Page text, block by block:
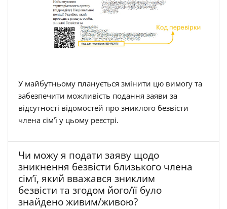
У майбутньому планується змінити цю вимогу та
забезпечити можливість подання заяви за
відсутності відомостей про зниклого безвісти
члена сім’ї у цьому реєстрі.
Чи можу я подати заяву щодо
зникнення безвісти близького члена
сім’ї, який вважався зниклим
безвісти та згодом його/її було
знайдено живим/живою?